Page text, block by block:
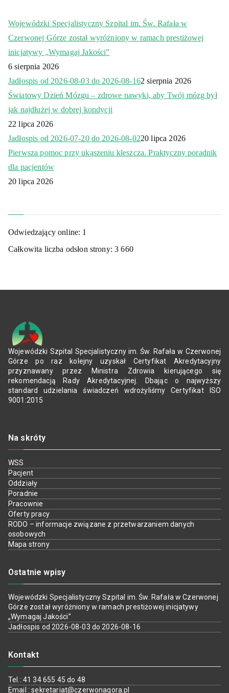
Wojewódzki Specjalistyczny Szpital im. Św. Rafała w
Czerwonej Górze został wyróżniony w ramach prestiżowej
inicjatywy „Wymagaj Jakości”
6 sierpnia 2026
Jadłospis od 2026-08-03 do 2026-08-162 sierpnia 2026
Światowy Dzień Mózgu – zdrowe nawyki, aby Twój mózg był
jak najdłużej w dobrej kondycji
22 lipca 2026
Jadłospis od 2026-07-20 do 2026-08-0220 lipca 2026
Pierwsza pomoc przy ukąszeniu kleszcza. Praktyczny poradnik
dla pacjentów
20 lipca 2026
Odwiedzający online: 1
Całkowita liczba odsłon strony:3 660
Wojewódzki Szpital Specjalistyczny im. Św. Rafała w Czerwonej
Górze po raz kolejny uzyskał Certyfikat Akredytacyjny
przyznawany przez Ministra Zdrowia kierującego się
rekomendacją Rady Akredytacyjnej. Dbając o najwyższy
standard udzielania świadczeń wdrożyliśmy Certyfikat ISO
9001:2015
Na skróty
WSS
Pacjent
Oddziały
Poradnie
Pracownie
Oferty pracy
RODO – informacje związane z przetwarzaniem danych
osobowych
Mapa strony
Ostatnie wpisy
Wojewódzki Specjalistyczny Szpital im. Św. Rafała w Czerwonej
Górze został wyróżniony w ramach prestiżowej inicjatywy
„Wymagaj Jakości”
Jadłospis od 2026-08-03 do 2026-08-16
Kontakt
Tel.: 41 34 655 45 do 48
Email : sekretariat@czerwonagora.pl